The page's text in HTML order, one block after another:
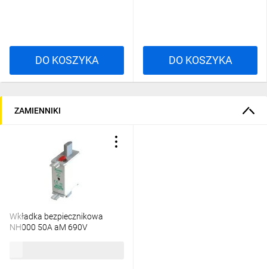
DO KOSZYKA DO KOSZYKA
ZAMIENNIKI
Wkładka bezpiecznikowa
NH000 50A aM 690V